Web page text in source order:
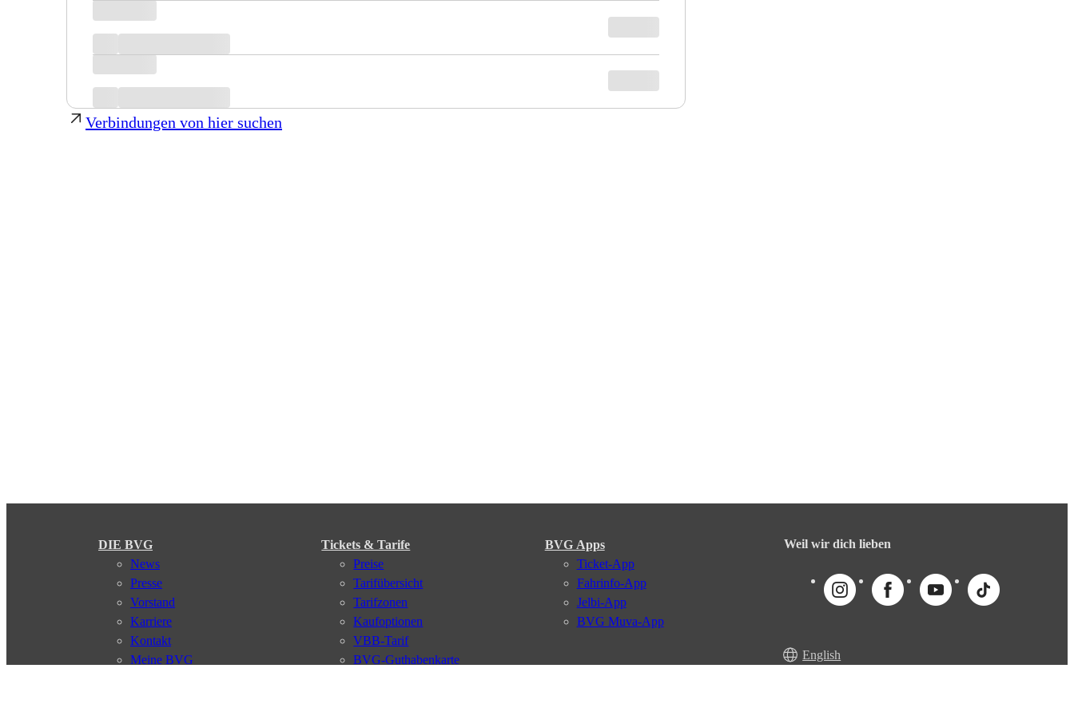
Verbindungen von hier suchen
DIE BVG
News
Presse
Vorstand
Karriere
Kontakt
Meine BVG
Tickets & Tarife
Preise
Tarifübersicht
Tarifzonen
Kaufoptionen
VBB-Tarif
BVG-Guthabenkarte
BVG Apps
Ticket-App
Fahrinfo-App
Jelbi-App
BVG Muva-App
Weil wir dich lieben
English